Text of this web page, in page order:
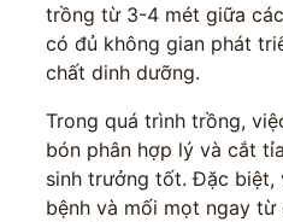
trồng từ 3-4 mét giữa
có đủ không gian phát
chất dinh dưỡng.
Trong quá trình trồng,
bón phân hợp lý và cắt
sinh trưởng tốt. Đặc biệt,
bệnh và mối mọt ngay từ